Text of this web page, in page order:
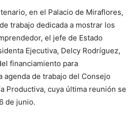
en el Palacio de Miraflores,
trabajo dedicada a mostrar los
el jefe de Estado
Ejecutiva, Delcy Rodríguez,
financiamiento para
agenda de trabajo del Consejo
Productiva, cuya última reunión se
de junio.